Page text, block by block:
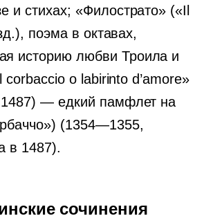
и стихах; «Филострато» («Il
поэма в октавах,
историю любви Троила и
о labirinto d’amore»
— едкий памфлет на
(1354—1355,
в 1487).
сочинения